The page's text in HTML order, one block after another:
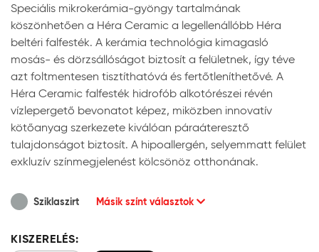
Speciális mikrokerámia-gyöngy tartalmának
köszönhetően a Héra Ceramic a legellenállóbb Héra
beltéri falfesték. A kerámia technológia kimagasló
mosás- és dörzsállóságot biztosít a felületnek, így téve
azt foltmentesen tisztíthatóvá és fertőtleníthetővé. A
Héra Ceramic falfesték hidrofób alkotórészei révén
vízlepergető bevonatot képez, miközben innovatív
kötőanyag szerkezete kiválóan páraáteresztő
tulajdonságot biztosít. A hipoallergén, selyemmatt felület
exkluzív színmegjelenést kölcsönöz otthonának.
Sziklaszirt Másik színt választok
KISZERELÉS: